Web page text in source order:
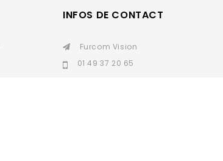
INFOS DE CONTACT
Furcom Vision
01 49 37 20 65